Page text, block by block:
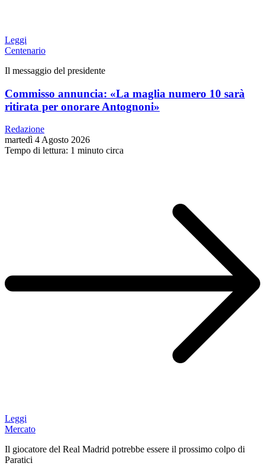
Leggi
Centenario
Il messaggio del presidente
Commisso annuncia: «La maglia numero 10 sarà
ritirata per onorare Antognoni»
Redazione
martedì 4 Agosto 2026
Tempo di lettura: 1 minuto circa
Leggi
Mercato
Il giocatore del Real Madrid potrebbe essere il prossimo colpo di
Paratici